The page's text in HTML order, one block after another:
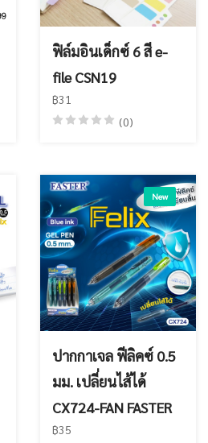
ฟิล์มอินเด็กซ์ 6 สี e-
file CSN19
฿31
(0)
New
ปากกาเจล ฟีลิคซ์ 0.5
มม. เปลี่ยนไส้ได้
CX724-FAN FASTER
฿35